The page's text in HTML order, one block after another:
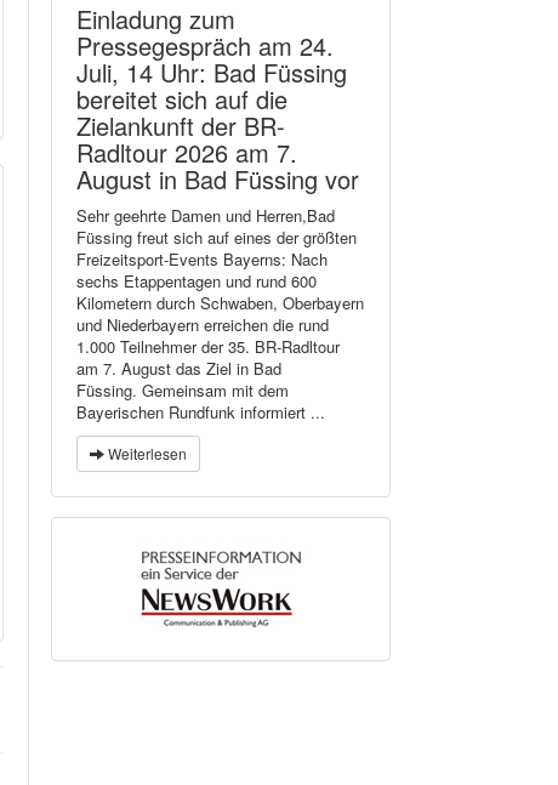
Einladung zum
Pressegespräch am 24.
Juli, 14 Uhr: Bad Füssing
bereitet sich auf die
Zielankunft der BR-
Radltour 2026 am 7.
August in Bad Füssing vor
Sehr geehrte Damen und Herren,Bad
Füssing freut sich auf eines der größten
Freizeitsport-Events Bayerns: Nach
sechs Etappentagen und rund 600
Kilometern durch Schwaben, Oberbayern
und Niederbayern erreichen die rund
1.000 Teilnehmer der 35. BR-Radltour
am 7. August das Ziel in Bad
Füssing. Gemeinsam mit dem
Bayerischen Rundfunk informiert ...
Weiterlesen